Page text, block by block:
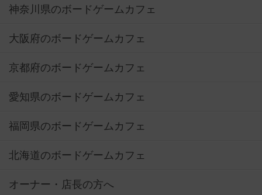
神奈川県のボードゲームカフェ
大阪府のボードゲームカフェ
京都府のボードゲームカフェ
愛知県のボードゲームカフェ
福岡県のボードゲームカフェ
北海道のボードゲームカフェ
オーナー・店長の方へ